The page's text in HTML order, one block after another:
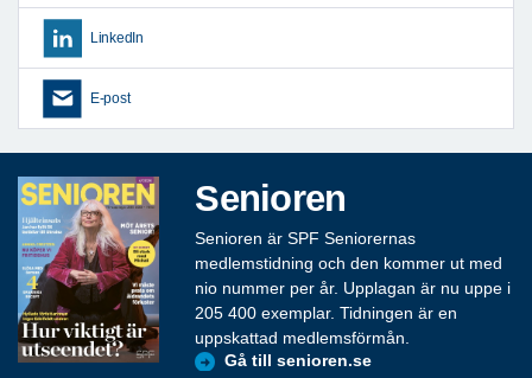
LinkedIn
E-post
Senioren
Senioren är SPF Seniorernas
medlemstidning och den kommer ut med
nio nummer per år. Upplagan är nu uppe i
205 400 exemplar. Tidningen är en
uppskattad medlemsförmån.
Gå till senioren.se